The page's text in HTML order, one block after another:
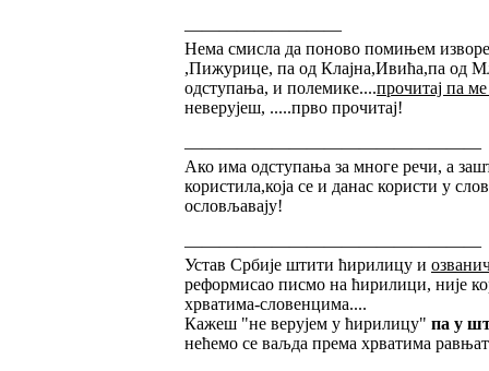
—————————
Нема смисла да поново помињем
,Пижурице, па од Клајна,Ивића,па од
одступања, и полемике....прочитај па
неверујеш, .....прво прочитај!
—————————————————
Ако има одступања за многе речи, а
користила,која се и данас користи у
ословљавају!
—————————————————
Устав Србије штити ћирилицу и
реформисао писмо на ћирилици, није
хрватима-словенцима....
Кажеш "не верујем у ћирилицу" па у
нећемо се ваљда према хрватима